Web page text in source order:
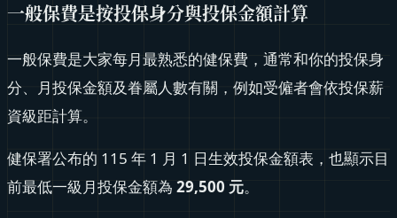
一般保費是按投保身分與投保金額計算
一般保費是大家每月最熟悉的健保費，通常和你的投保身
分、月投保金額及眷屬人數有關，例如受僱者會依投保薪
資級距計算。
健保署公布的 115 年 1 月 1 日生效投保金額表，也顯示目
前最低一級月投保金額為 29,500 元。